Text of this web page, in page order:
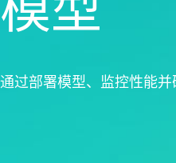
通过部署模型、监控性能